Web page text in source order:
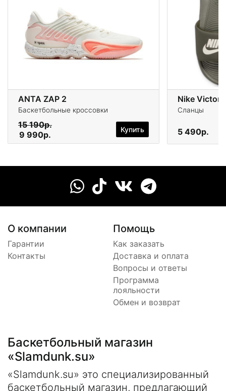
ANTA ZAP 2
Баскетбольные кроссовки
15 190р.
9 990р.
Купить
Nike Victori
Сланцы
5 490р.
О компании
Гарантии
Контакты
Помощь
Как заказать
Доставка и оплата
Вопросы и ответы
Программа
лояльности
Обмен и возврат
Баскетбольный магазин
«Slamdunk.su»
«Slamdunk.su» это специализированный
баскетбольный магазин, предлагающий